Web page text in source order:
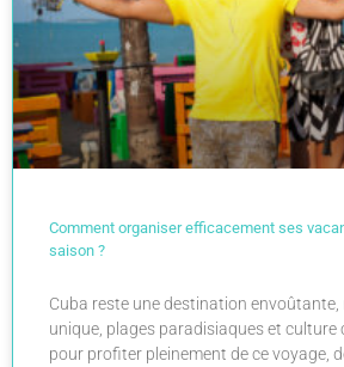
Comment organiser efficacement ses
saison ?
Cuba reste une destination
unique, plages paradisiaques et culture
pour profiter pleinement de ce voyage,